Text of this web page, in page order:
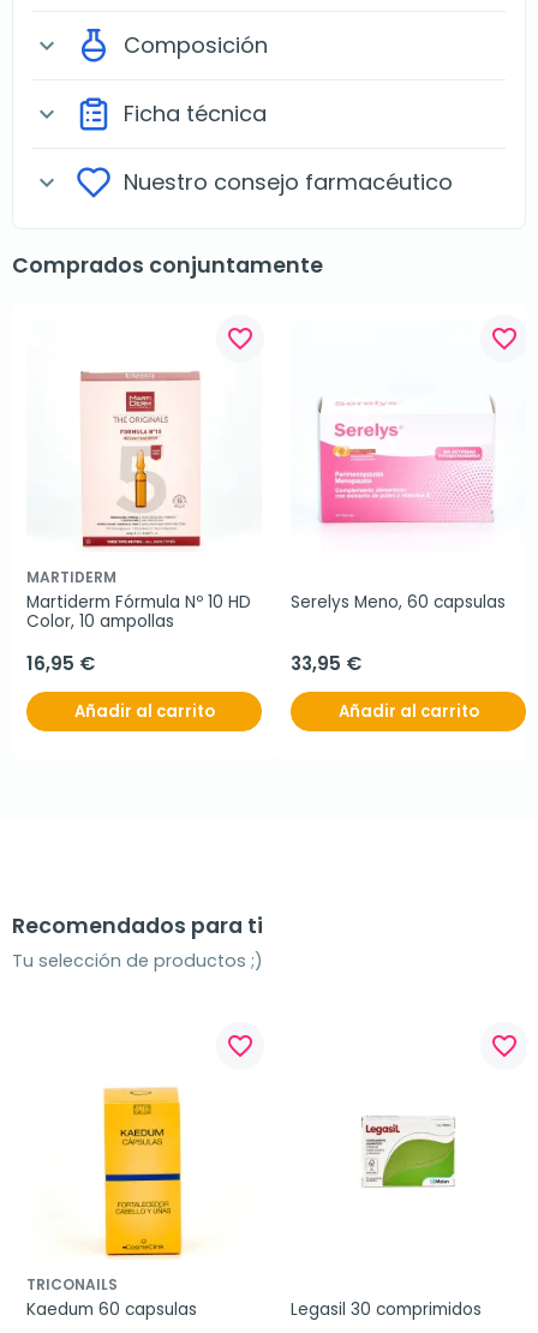
expand_more Composición
expand_more Ficha técnica
expand_more Nuestro consejo farmacéutico
Comprados conjuntamente
favorite_border
MARTIDERM
Martiderm Fórmula Nº 10 HD
Color, 10 ampollas
16,95 €
Añadir al carrito
favorite_border
Serelys Meno, 60 capsulas
33,95 €
Añadir al carrito
Recomendados para ti
Tu selección de productos ;)
favorite_border
TRICONAILS
Kaedum 60 capsulas
favorite_border
Legasil 30 comprimidos